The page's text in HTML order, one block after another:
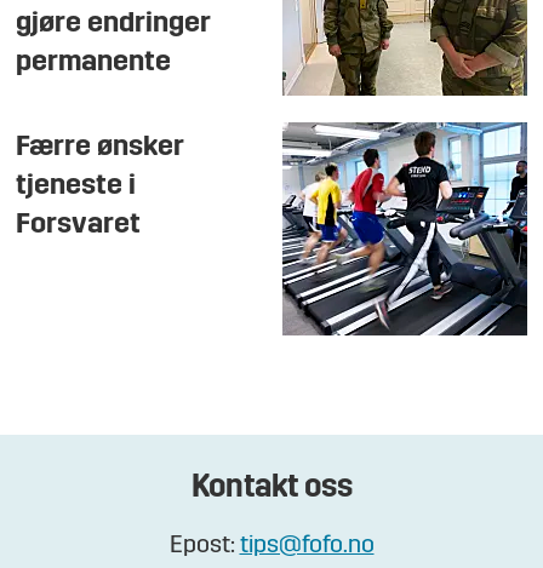
gjøre endringer
permanente
Færre ønsker
tjeneste i
Forsvaret
Kontakt oss
Epost: tips@fofo.no